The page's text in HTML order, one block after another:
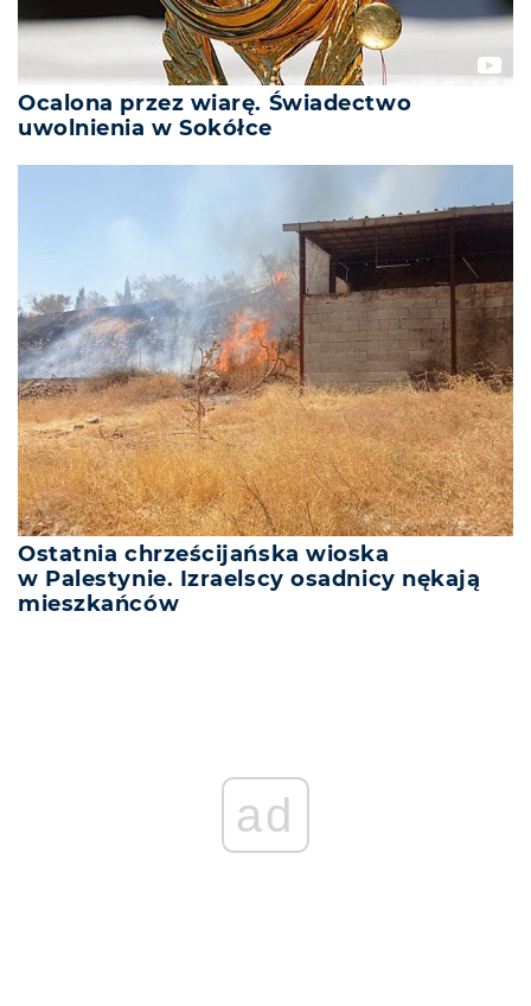
Ocalona przez wiarę. Świadectwo
uwolnienia w Sokółce
Ostatnia chrześcijańska wioska
w Palestynie. Izraelscy osadnicy nękają
mieszkańców
ad